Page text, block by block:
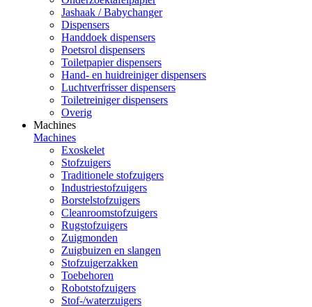
Jashaak / Babychanger
Dispensers
Handdoek dispensers
Poetsrol dispensers
Toiletpapier dispensers
Hand- en huidreiniger dispensers
Luchtverfrisser dispensers
Toiletreiniger dispensers
Overig
Machines
Machines
Exoskelet
Stofzuigers
Traditionele stofzuigers
Industriestofzuigers
Borstelstofzuigers
Cleanroomstofzuigers
Rugstofzuigers
Zuigmonden
Zuigbuizen en slangen
Stofzuigerzakken
Toebehoren
Robotstofzuigers
Stof-/waterzuigers